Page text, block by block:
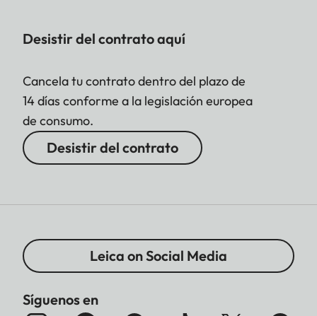
Desistir del contrato aquí
Cancela tu contrato dentro del plazo de
14 días conforme a la legislación europea
de consumo.
Desistir del contrato
Leica on Social Media
Síguenos en